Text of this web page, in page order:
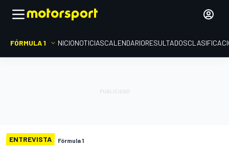
FÓRMULA 1 INICIONOTICIASCALENDARIORESULTADOS
ENTREVISTA Fórmula 1